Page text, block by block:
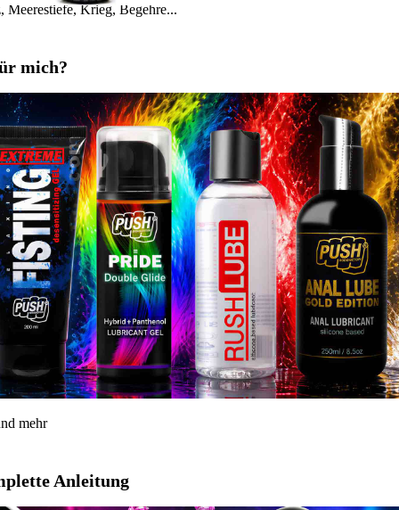
Meerestiefe, Krieg, Begehre...
mich?
mehr
Anleitung